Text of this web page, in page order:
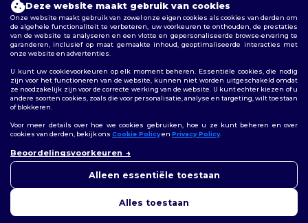
Bruxelles| Anvers | Mortsel |Malines| Lierre | Turnhout| Geel |
Herentals | Hoogstraten| Bruges
Deze website maakt gebruik van cookies
Onze website maakt gebruik van zowel onze eigen cookies als cookies van derden om
de algehele functionaliteit te verbeteren, uw voorkeuren te onthouden, de prestaties
van de website te analyseren en een vlotte en gepersonaliseerde browse-ervaring te
garanderen, inclusief op maat gemaakte inhoud, geoptimaliseerde interacties met
onze website en advertenties.
U kunt uw cookievoorkeuren op elk moment beheren. Essentiële cookies, die nodig
zijn voor het functioneren van de website, kunnen niet worden uitgeschakeld omdat
ze noodzakelijk zijn voor de correcte werking van de website. U kunt echter kiezen of u
andere soorten cookies, zoals die voor personalisatie, analyse en targeting, wilt toestaan
of blokkeren.
Voor meer details over hoe we cookies gebruiken, hoe u ze kunt beheren en over
cookies van derden, bekijk ons Cookie Policyen Privacy Policy.
Beoordelingsvoorkeuren
Alleen essentiële toestaan
Alles toestaan
moment contact met ons
voor u klaar.